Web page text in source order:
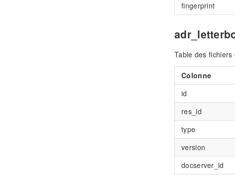
fingerprint
Table des
Colonne
id
res_id
type
version
docserver_id